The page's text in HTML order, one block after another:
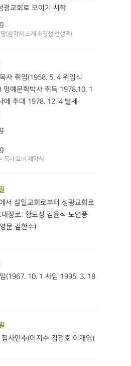
광교회로 모이기 시작
(삼각지 소재 최경섭 선생댁)
사 취임(1958. 5. 4 위임식
명예문학박사 취득 1978.10. 1
에 추대 1978. 12. 4 별세
목사 묘비 제막식
서 삼일교회로부터 성광교회로
장로: 황도성 김윤식 노연풍
문 김한주)
(1967. 10. 1 사임 1995. 3. 18
사안수(이지수 김정호 이재영)